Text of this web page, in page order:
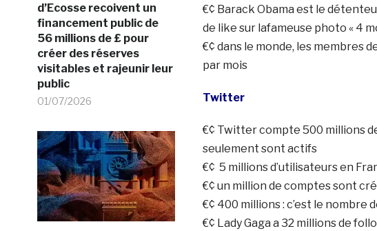
d’Ecosse recoivent un
financement public de
56 millions de £ pour
créer des réserves
visitables et rajeunir leur
public
01/07/2026
€¢ Barack Obama est le
de like sur lafameuse photo « 4
€¢ dans le monde, les membres
par mois
Twitter
€¢ Twitter compte 500 millions
seulement sont actifs
€¢ 5 millions d’utilisateurs en
€¢ un million de comptes sont
€¢ 400 millions : c’est le nombre
€¢ Lady Gaga a 32 millions de